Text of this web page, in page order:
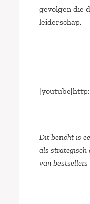
gevolgen die
leiderschap.
Dit bericht is
als strategisch
van